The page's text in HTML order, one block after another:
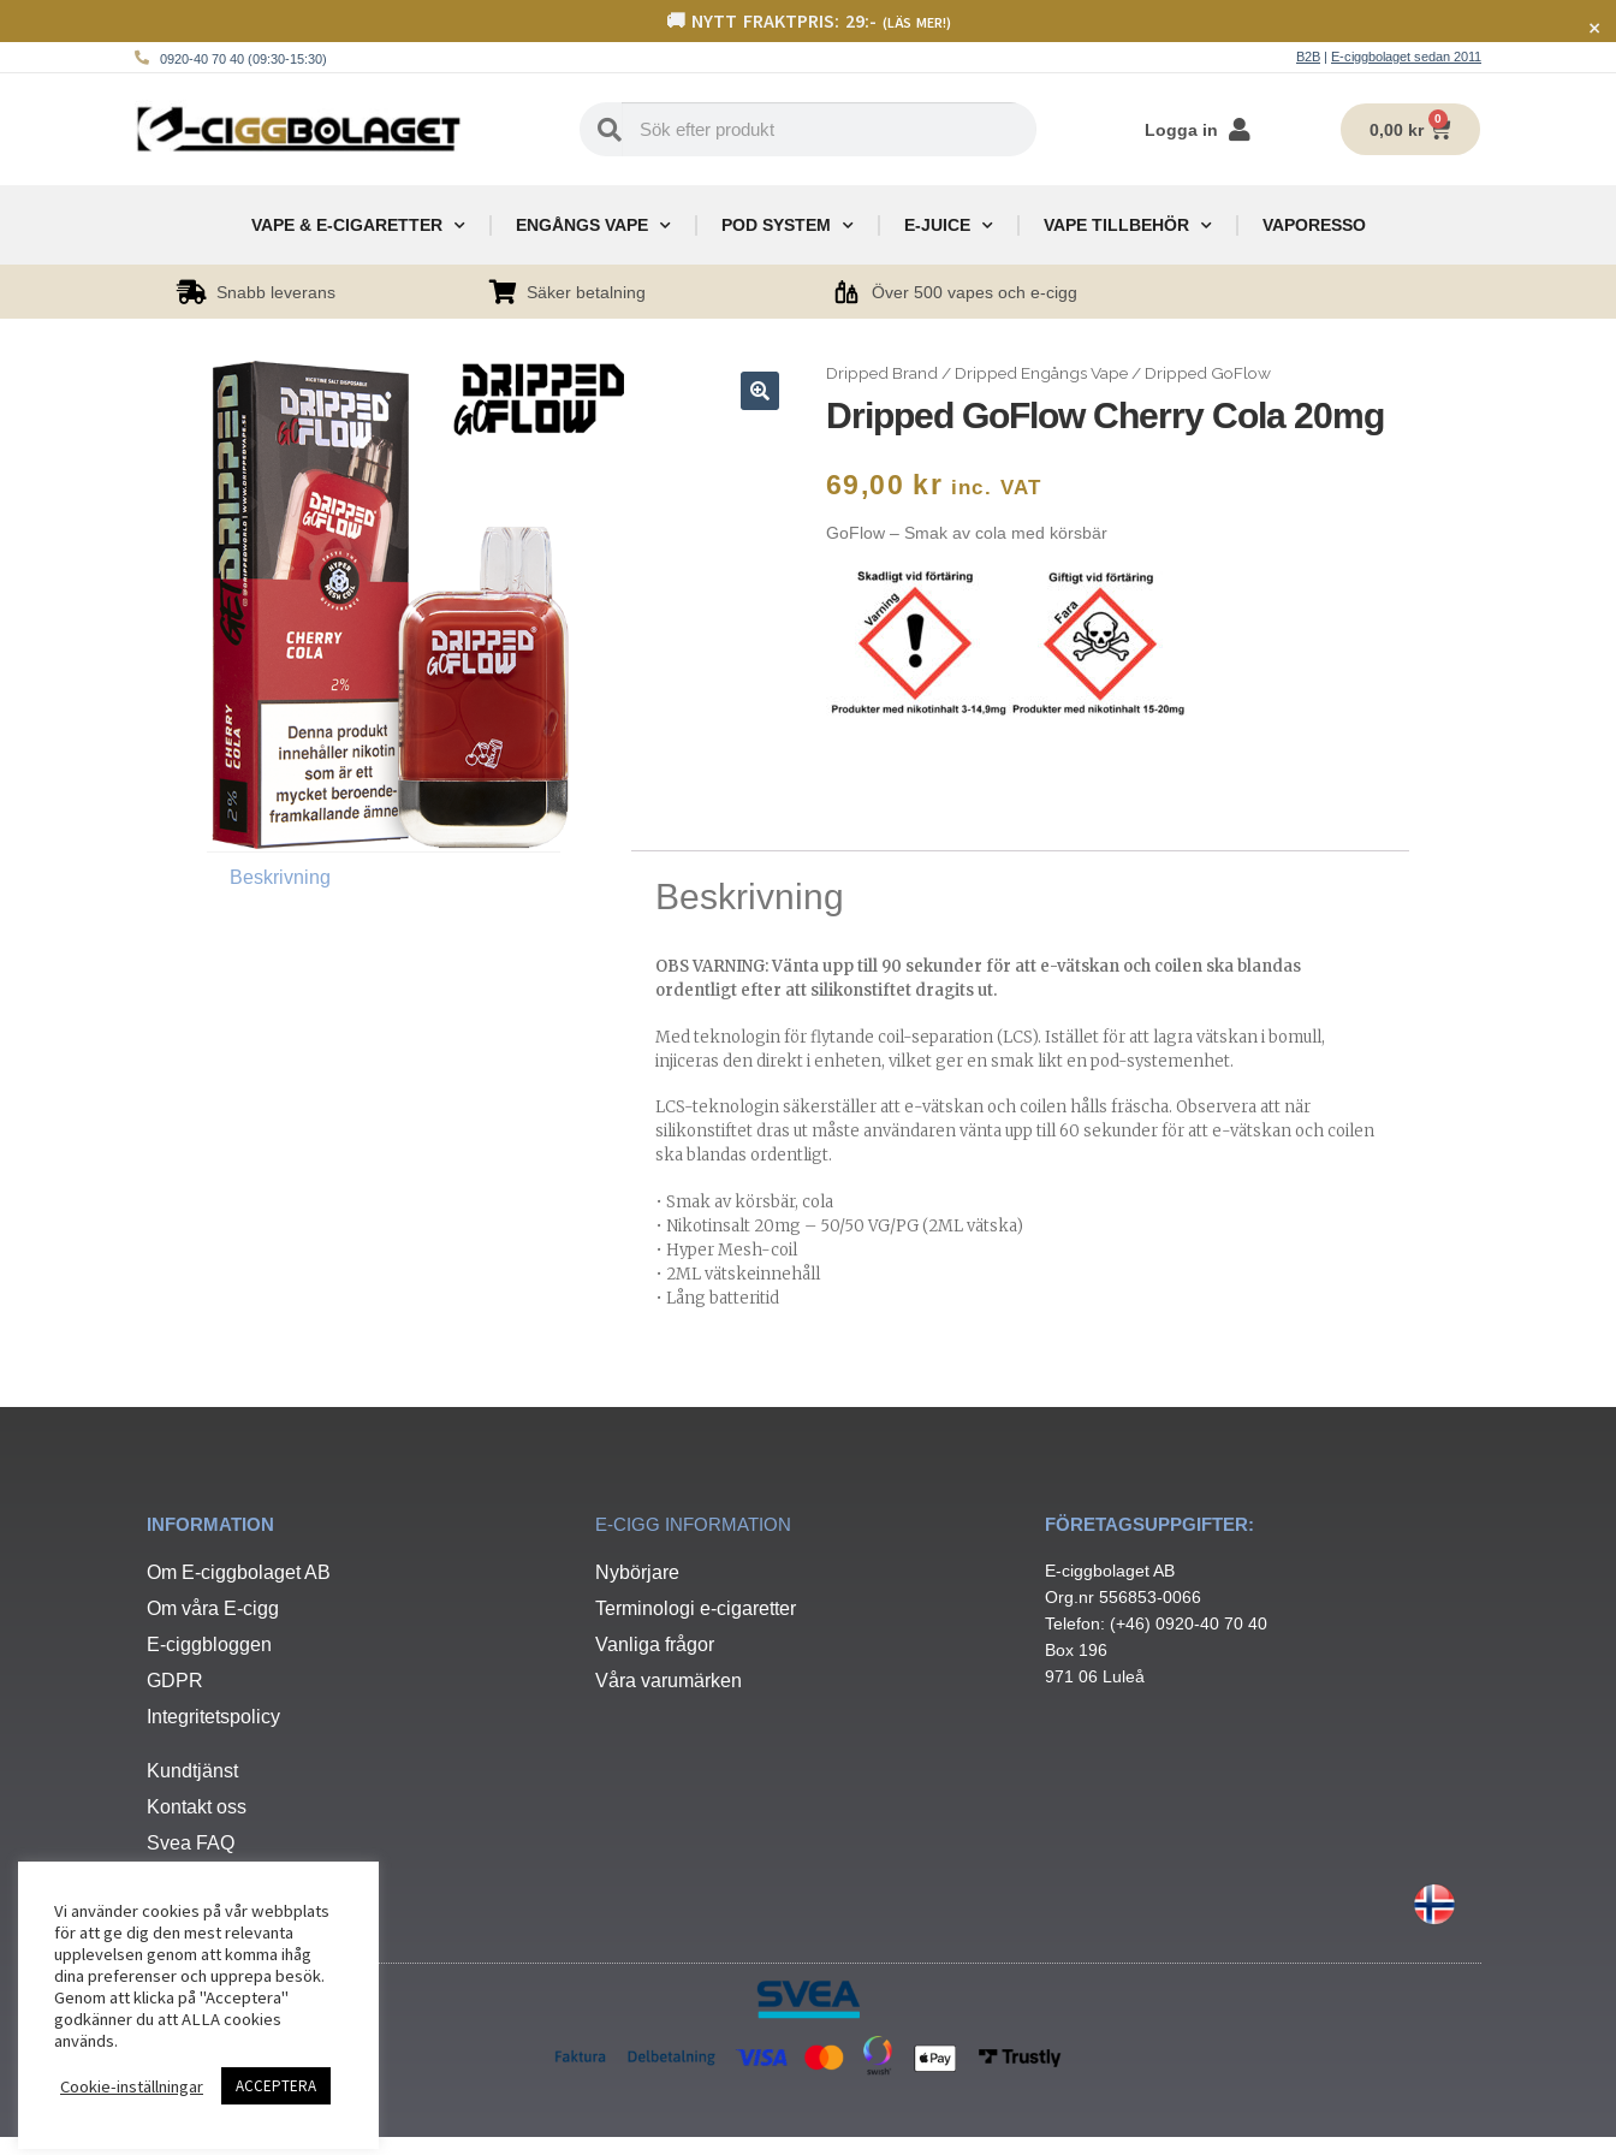
🚚 NYTT FRAKTPRIS: 29:- (LÄS MER!) ×
0920-40 70 40 (09:30-15:30) B2B | E-ciggbolaget sedan 2011
Logga in 0,00 kr
0
VAPE & E-CIGARETTER ENGÅNGS VAPE POD SYSTEM E-JUICE VAPE TILLBEHÖR VAPORESSO
Snabb leverans Säker betalning Över 500 vapes och e-cigg
Dripped Brand/ Dripped Engångs Vape/ Dripped GoFlow
Dripped GoFlow Cherry Cola 20mg
69,00 kr inc. VAT
GoFlow – Smak av cola med körsbär
Beskrivning Beskrivning
OBS VARNING: Vänta upp till 90 sekunder för att e-vätskan och coilen ska blandas
ordentligt efter att silikonstiftet dragits ut.
Med teknologin för flytande coil-separation (LCS). Istället för att lagra vätskan i bomull,
injiceras den direkt i enheten, vilket ger en smak likt en pod-systemenhet.
LCS-teknologin säkerställer att e-vätskan och coilen hålls fräscha. Observera att när
silikonstiftet dras ut måste användaren vänta upp till 60 sekunder för att e-vätskan och coilen
ska blandas ordentligt.
• Smak av körsbär, cola
• Nikotinsalt 20mg – 50/50 VG/PG (2ML vätska)
• Hyper Mesh-coil
• 2ML vätskeinnehåll
• Lång batteritid
INFORMATION
Om E-ciggbolaget AB
Om våra E-cigg
E-ciggbloggen
GDPR
Integritetspolicy
Kundtjänst
Kontakt oss
Svea FAQ
E-CIGG INFORMATION
Nybörjare
Terminologi e-cigaretter
Vanliga frågor
Våra varumärken
FÖRETAGSUPPGIFTER:
E-ciggbolaget AB
Org.nr 556853-0066
Telefon: (+46) 0920-40 70 40
Box 196
971 06 Luleå
Vi använder cookies på vår webbplats
för att ge dig den mest relevanta
upplevelsen genom att komma ihåg
dina preferenser och upprepa besök.
Genom att klicka på "Acceptera"
godkänner du att ALLA cookies
används.
Cookie-inställningar ACCEPTERA